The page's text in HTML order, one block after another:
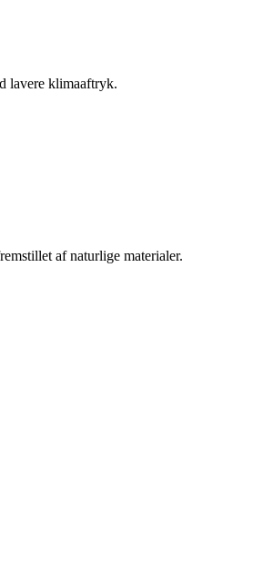
lavere klimaaftryk.
af naturlige materialer.